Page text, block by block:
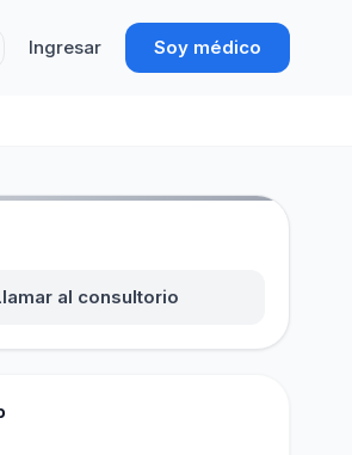
Ingresar Soy médico
al consultorio